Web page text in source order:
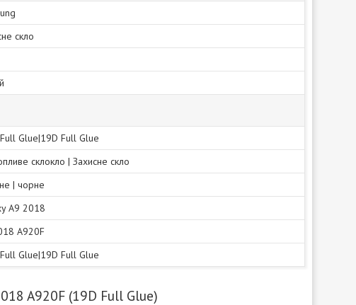
скло
Glue|19D Full Glue
склокло | Захисне скло
| чорне
A9 2018
A920F
Glue|19D Full Glue
A920F (19D Full Glue)